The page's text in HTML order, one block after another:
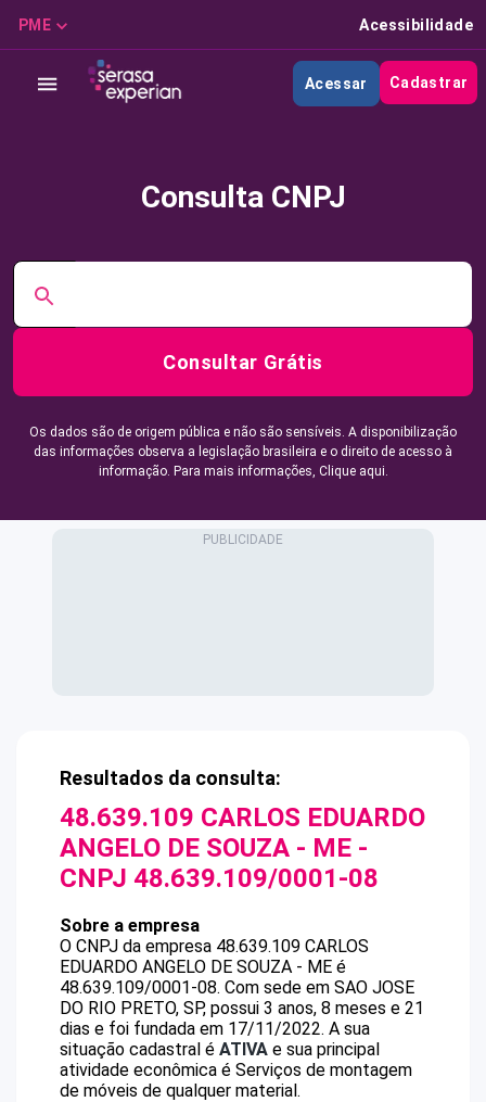
PME Acessibilidade
Acessar Cadastrar
Consulta CNPJ
Consultar Grátis
Os dados são de origem pública e não são sensíveis. A disponibilização
das informações observa a legislação brasileira e o direito de acesso à
informação. Para mais informações, Clique aqui.
Resultados da consulta:
48.639.109 CARLOS EDUARDO
ANGELO DE SOUZA - ME -
CNPJ 48.639.109/0001-08
Sobre a empresa
O CNPJ da empresa 48.639.109 CARLOS
EDUARDO ANGELO DE SOUZA - ME é
48.639.109/0001-08. Com sede em SAO JOSE
DO RIO PRETO, SP, possui 3 anos, 8 meses e 21
dias e foi fundada em 17/11/2022. A sua
situação cadastral é ATIVA e sua principal
atividade econômica é Serviços de montagem
de móveis de qualquer material.